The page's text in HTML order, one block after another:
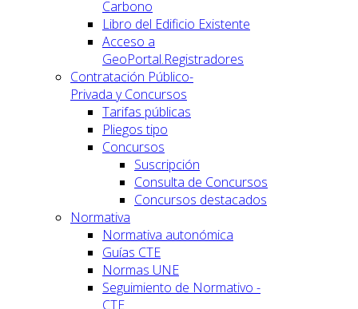
Carbono
Libro del Edificio Existente
Acceso a
GeoPortal.Registradores
Contratación Público-
Privada y Concursos
Tarifas públicas
Pliegos tipo
Concursos
Suscripción
Consulta de Concursos
Concursos destacados
Normativa
Normativa autonómica
Guías CTE
Normas UNE
Seguimiento de Normativo -
CTE